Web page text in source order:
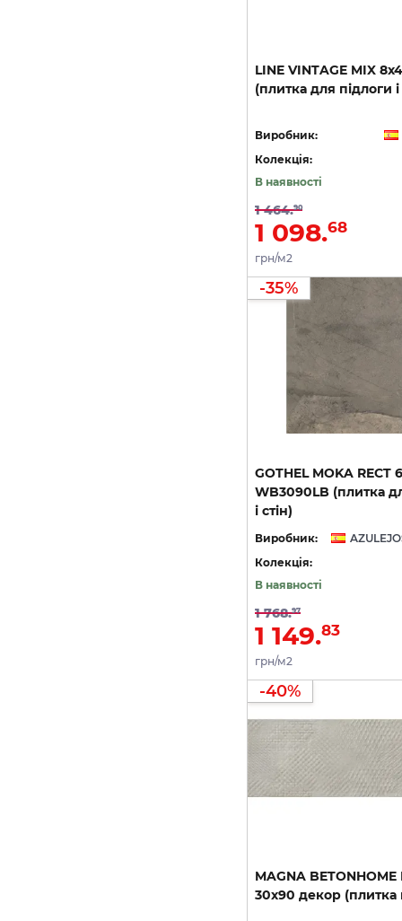
LINE VINTAGE MIX
(плитка для підлоги і
Виробник:
Колекція:
В наявності
1 464.90
1 098.68
грн/м2
-35%
GOTHEL MOKA RECT
WB3090LB (плитка
і стін)
Виробник:
Колекція:
В наявності
1 768.97
1 149.83
грн/м2
-40%
MAGNA BETONHOME
30х90 декор (плитка